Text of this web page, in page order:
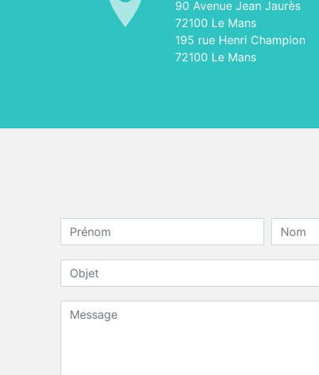
90 Avenue Jean Jaurès
72100 Le Mans
195 rue Henri Champion
72100 Le Mans